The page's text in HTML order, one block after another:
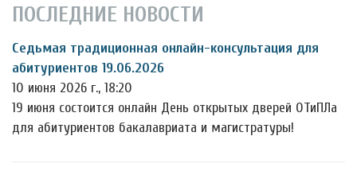
ПОСЛЕДНИЕ НОВОСТИ
Седьмая традиционная онлайн-консультация для
абитуриентов 19.06.2026
10 июня 2026 г., 18:20
19 июня состоится онлайн День открытых дверей ОТиПЛа
для абитуриентов бакалавриата и магистратуры!